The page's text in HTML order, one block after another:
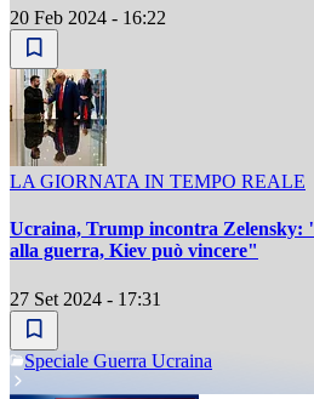
20 Feb 2024 - 16:22
LA GIORNATA IN TEMPO REALE
Ucraina, Trump incontra Zelensky:
alla guerra, Kiev può vincere"
27 Set 2024 - 17:31
Speciale Guerra Ucraina